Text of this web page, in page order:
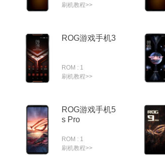
刷机教程>>
ROG游戏手机3
ROM : 1
刷机教程>>
ROG游戏手机5
s Pro
ROM : 1
刷机教程>>